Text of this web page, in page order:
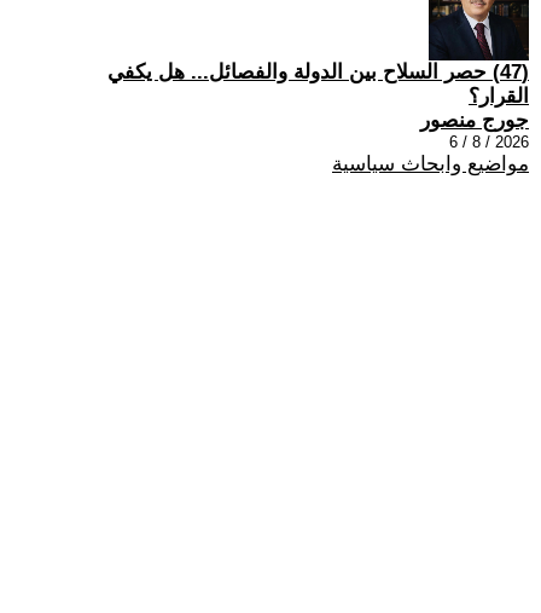
(47) حصر السلاح بين الدولة والفصائل... هل يكفي
القرار؟
جورج منصور
2026 / 8 / 6
مواضيع وابحاث سياسية